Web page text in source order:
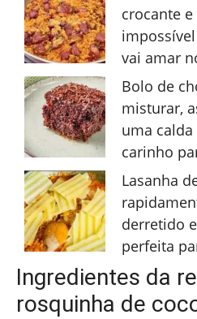
crocante
vai amar
Bolo de
misturar,
uma
carinho
Lasanha
derretido
perfeita
Ingredientes da
rosquinha de